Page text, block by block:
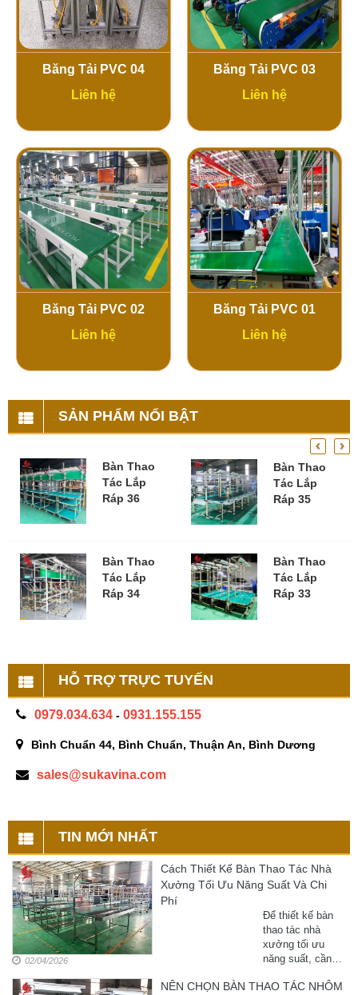
Băng Tải PVC 04
Liên hệ
Băng Tải PVC 03
Liên hệ
Băng Tải PVC 02
Liên hệ
Băng Tải PVC 01
Liên hệ
SẢN PHẨM NỔI BẬT
‹
›
Bàn Thao
Tác Lắp
Ráp 36
Bàn Thao
Tác Lắp
Ráp 35
Bàn Thao
Tác Lắp
Ráp 34
Bàn Thao
Tác Lắp
Ráp 33
HỖ TRỢ TRỰC TUYẾN
0979.034.634 - 0931.155.155
Bình Chuẩn 44, Bình Chuẩn, Thuận An, Bình Dương
sales@sukavina.com
TIN MỚI NHẤT
Cách Thiết Kế Bàn Thao Tác Nhà
Xưởng Tối Ưu Năng Suất Và Chi
Phí
02/04/2026
Để thiết kế bàn
thao tác nhà
xưởng tối ưu
năng suất, cần
chính: kích
NÊN CHỌN BÀN THAO TÁC NHÔM